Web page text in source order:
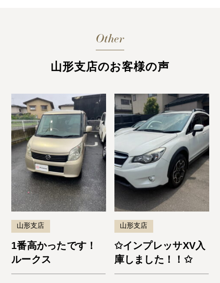
Other
山形支店のお客様の声
山形支店
1番高かったです！
ルークス
山形支店
✩インプレッサXV入
庫しました！！✩